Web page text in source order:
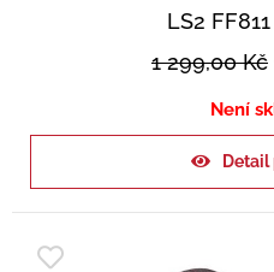
LS2
1 299,00Kč
Není